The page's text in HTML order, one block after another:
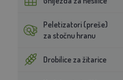
Peletizatori (preše)
za stočnu hranu
Drobilice za žitarice